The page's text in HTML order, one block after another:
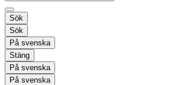
Sök
Sök
På svenska
Stäng
På svenska
På svenska